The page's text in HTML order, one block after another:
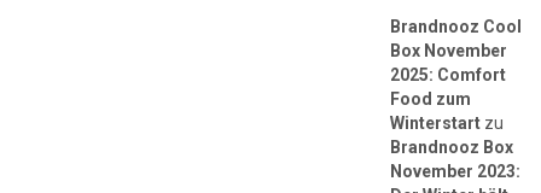
Brandnooz Cool
Box November
2025: Comfort
Food zum
Winterstartzu
Brandnooz Box
November 2023: